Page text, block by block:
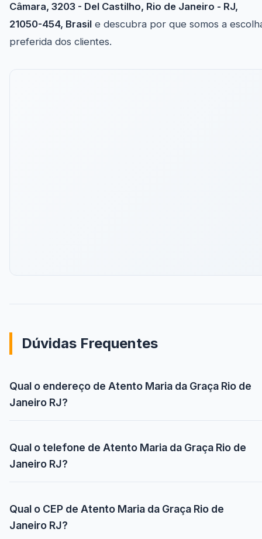
Câmara, 3203 - Del Castilho, Rio de Janeiro - RJ,
21050-454, Brasil e descubra por que somos a
preferida dos clientes.
Dúvidas Frequentes
Qual o endereço de Atento Maria da Graça Rio de
Janeiro RJ?
Qual o telefone de Atento Maria da Graça Rio de
Janeiro RJ?
Qual o CEP de Atento Maria da Graça Rio de
Janeiro RJ?